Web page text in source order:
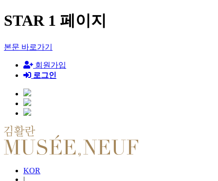
STAR 1 페이지
본문 바로가기
회원가입
로그인
KOR
|